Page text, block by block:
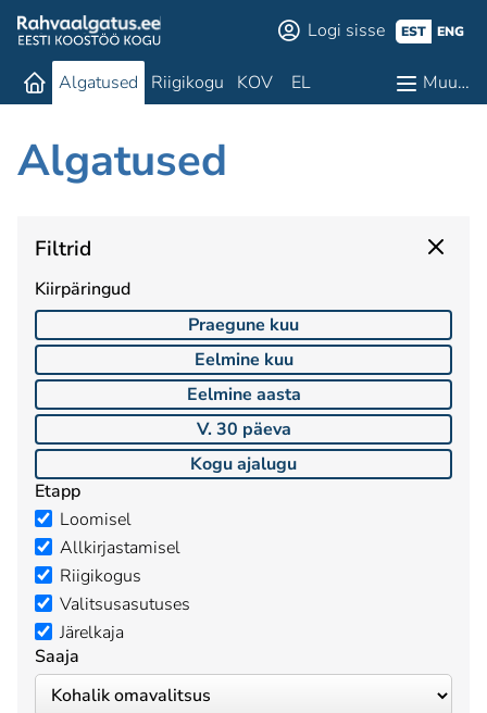
Logi sisse EST ENG
Algatused Riigikogu KOV EL Muu…
Algatused
Filtrid
Kiirpäringud
Praegune kuu
Eelmine kuu
Eelmine aasta
V. 30 päeva
Kogu ajalugu
Etapp
Loomisel
Allkirjastamisel
Riigikogus
Valitsusasutuses
Järelkaja
Saaja